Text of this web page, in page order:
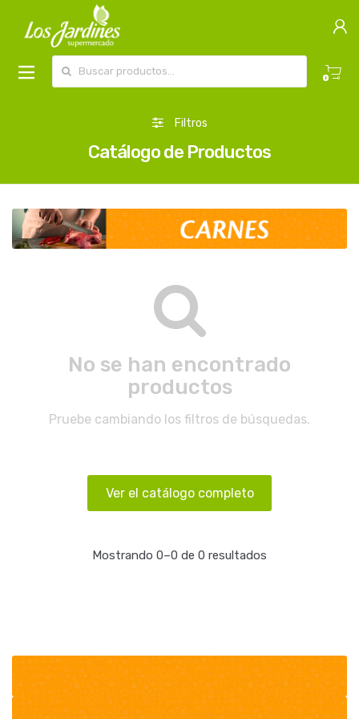
0
Filtros
Catálogo de Productos
No se han encontrado
productos
Pruebe cambiando los filtros de búsquedas.
Ver el catálogo completo
Mostrando 0–0 de 0 resultados